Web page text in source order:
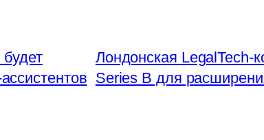
Лондонская LegalTech-
Series B для